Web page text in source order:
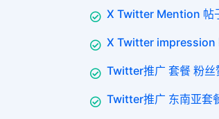
X Twitter Mention 帖
X Twitter impression
Twitter推广 套餐 粉丝
Twitter推广 东南亚套